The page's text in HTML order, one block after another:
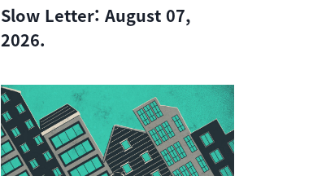
Slow Letter: August 07,
2026.